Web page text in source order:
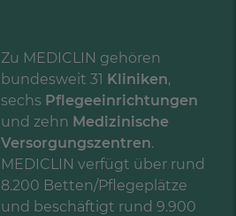
Zu MEDICLIN gehören
bundesweit 31 Kliniken,
sechs Pflegeeinrichtungen
und zehn Medizinische
Versorgungszentren.
MEDICLIN verfügt über rund
8.200 Betten/Pflegeplätze
und beschäftigt rund 9.900